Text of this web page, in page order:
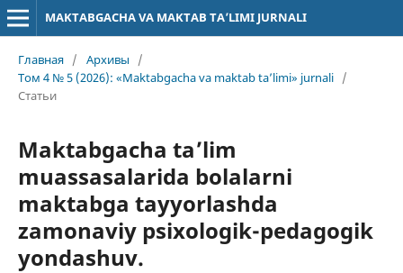
MAKTABGACHA VA MAKTAB TA’LIMI JURNALI
Главная / Архивы
/
Том 4 № 5 (2026): «Maktabgacha va maktab ta’limi» jurnali /
Статьи
Maktabgacha ta’lim
muassasalarida bolalarni
maktabga tayyorlashda
zamonaviy psixologik-pedagogik
yondashuv.